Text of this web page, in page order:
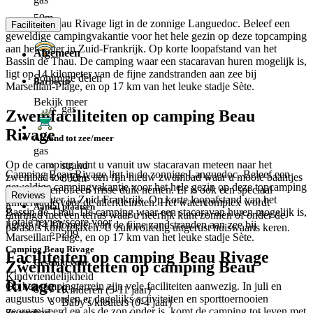
Camping Beau Rivage ligt in de zonnige Languedoc. Beleef een
geweldige campingvakantie voor het hele gezin op deze topcamping
aan het water in Zuid-Frankrijk. Op korte loopafstand van het
Bassin de Thau. De camping waar een stacaravan huren mogelijk is,
ligt op 14 kilometer van de fijne zandstranden aan zee bij
Marseillan-Plage, en op 17 km van het leuke stadje Sète.
Zwemfaciliteiten op camping Beau
Rivage
Op de camping kunt u vanuit uw stacaravan meteen naar het
zwembad toe. Er is een fijn nieuw zwembad waar u mooie baantjes
kunt trekken of een frisse duik nemen. Er is ook een speciaal
kinderbadje voor de allerkleinsten. Het watercomplex wordt
omringd met een terras waar u heerlijk kunt zonnen of onder de
parasols kunt relaxen. U zult volledig uitgerust huiswaarts keren.
Faciliteiten op camping Beau Rivage
Op het campingterrein zijn vele faciliteiten aanwezig. In juli en
augustus worden er dagelijks activiteiten en sporttoernooien
50m
Sommige delen
Bekijk meer
gas
Camping Beau Rivage ligt in de zonnige Languedoc. Beleef een
geweldige campingvakantie voor het hele gezin op deze topcamping
aan het water in Zuid-Frankrijk. Op korte loopafstand van het
Bassin de Thau. De camping waar een stacaravan huren mogelijk is,
ligt op 14 kilometer van de fijne zandstranden aan zee bij
Marseillan-Plage, en op 17 km van het leuke stadje Sète.
Zwemfaciliteiten op camping Beau
Rivage
Faciliteiten
Algemeen
Barbecue
gas
Afstand tot zee/meer
strand
800m
Aantal plaatsen
209
Geschikt voor
Kinderen (5-11 jaar)
Baby's/kleuters (0-4 jaar)
Reviews
8
Totale reviewscore voor
Camping Beau Rivage
Kindvriendelijkheid
8.1/ 10